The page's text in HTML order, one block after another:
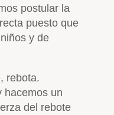
postular la
puesto que
y de
rebota.
hacemos un
del rebote